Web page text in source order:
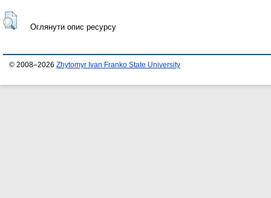
Оглянути опис ресурсу
© 2008–2026 Zhytomyr Ivan Franko State University